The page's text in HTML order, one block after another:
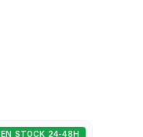
EN STOCK 24-48H